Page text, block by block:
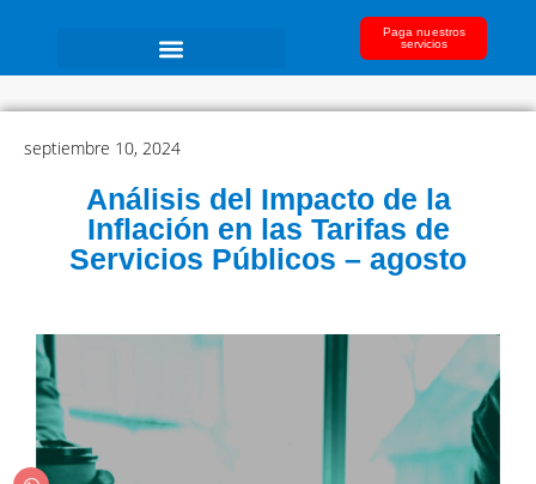
Paga nuestros
servicios
septiembre 10, 2024
Análisis del Impacto de la
Inflación en las Tarifas de
Servicios Públicos – agosto